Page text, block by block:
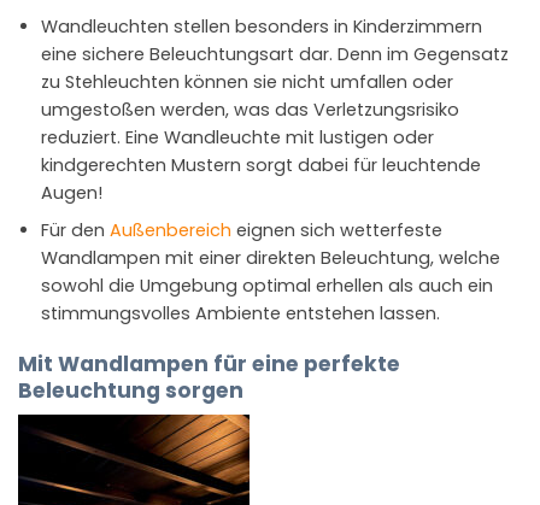
Wandleuchten stellen besonders in Kinderzimmern
eine sichere Beleuchtungsart dar. Denn im Gegensatz
zu Stehleuchten können sie nicht umfallen oder
umgestoßen werden, was das Verletzungsrisiko
reduziert. Eine Wandleuchte mit lustigen oder
kindgerechten Mustern sorgt dabei für leuchtende
Augen!
Für den Außenbereich eignen sich wetterfeste
Wandlampen mit einer direkten Beleuchtung, welche
sowohl die Umgebung optimal erhellen als auch ein
stimmungsvolles Ambiente entstehen lassen.
Mit Wandlampen für eine perfekte
Beleuchtung sorgen